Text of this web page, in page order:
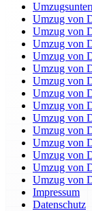
Umzug von
Umzug von
Umzug von
Umzug von
Umzug von
Umzug von
Umzug von
Umzug von
Umzug von
Umzug von
Umzug von
Umzug von
Umzug von
Umzug von
Impressum
Datenschutz